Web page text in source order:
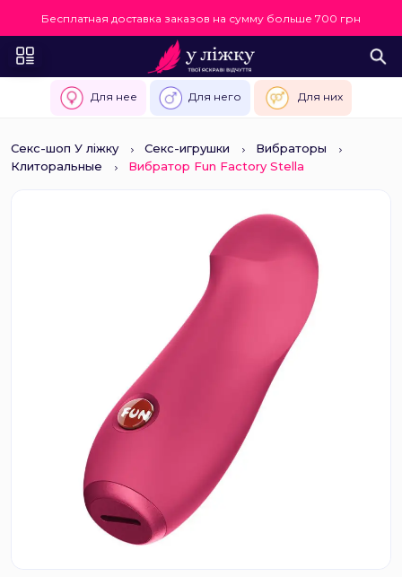
Бесплатная доставка заказов на сумму больше 700 грн
Для нее Для него Для них
Секс-шоп У ліжку Секс-игрушки
Вибраторы
Клиторальные
Вибратор Fun Factory Stella